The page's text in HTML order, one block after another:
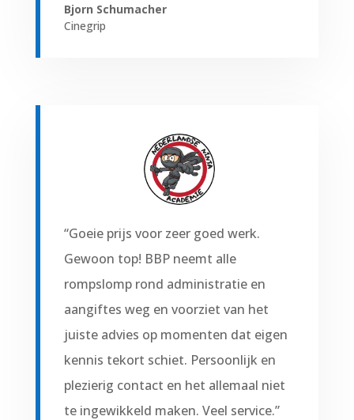
Bjorn Schumacher
Cinegrip
“Goeie prijs voor zeer goed werk.
Gewoon top! BBP neemt alle
rompslomp rond administratie en
aangiftes weg en voorziet van het
juiste advies op momenten dat eigen
kennis tekort schiet. Persoonlijk en
plezierig contact en het allemaal niet
te ingewikkeld maken. Veel service.”